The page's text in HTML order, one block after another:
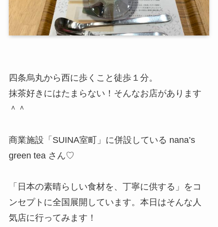
四条烏丸から西に歩くこと徒歩１分。
抹茶好きにはたまらない！そんなお店があります
＾＾
商業施設「SUINA室町」に併設している nana’s
green tea さん♡
「日本の素晴らしい食材を、丁寧に供する」をコ
ンセプトに全国展開しています。本日はそんな人
気店に行ってみます！